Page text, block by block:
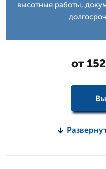
высотные работы,
от